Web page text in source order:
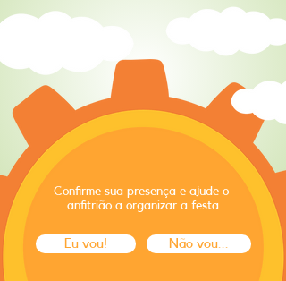
Confirme sua presença e ajude o
anfitrião a organizar a festa
Eu vou! Não vou...